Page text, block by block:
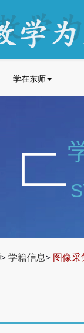
学在东师
> 学籍信息> 图像采